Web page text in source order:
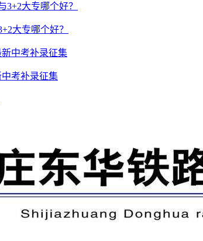
大专哪个好？
考补录征集